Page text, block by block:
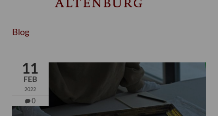
Blog
11
FEB
2022
0